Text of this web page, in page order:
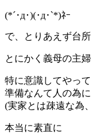
(*´･д･)(･д･`*)ﾈｰ
で、とりあえず台
とにかく義母の主
特に意識してやっ
準備なんて人の為
(実家とは疎遠な為
本当に素直に